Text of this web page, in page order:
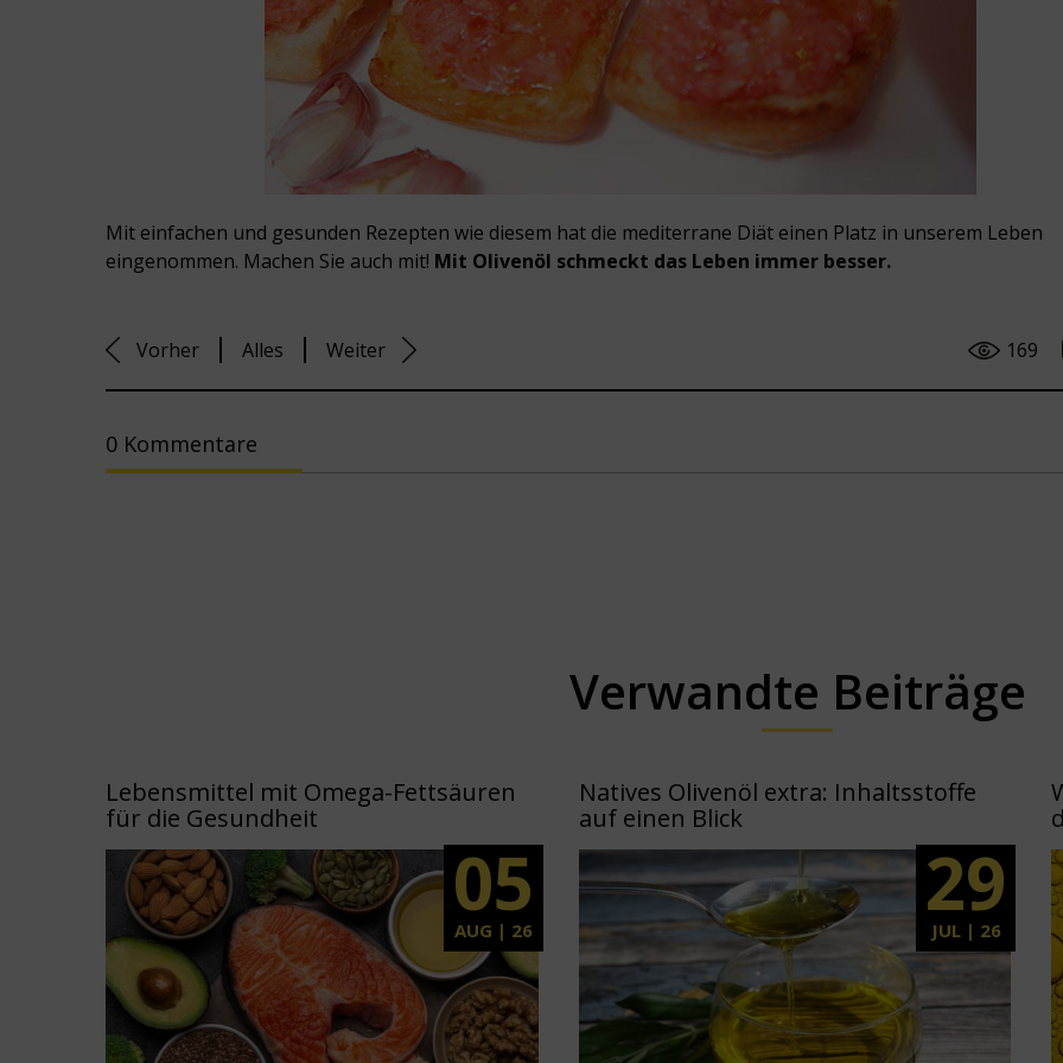
Mit einfachen und gesunden Rezepten wie diesem hat die mediterrane Diät einen Platz in unserem Leben
eingenommen. Machen Sie auch mit! Mit Olivenöl schmeckt das Leben immer besser.
Vorher Alles Weiter 169
0 Kommentare
Verwandte Beiträge
Lebensmittel mit Omega-Fettsäuren
für die Gesundheit
05
AUG | 26
Natives Olivenöl extra: Inhaltsstoffe
auf einen Blick
29
JUL | 26